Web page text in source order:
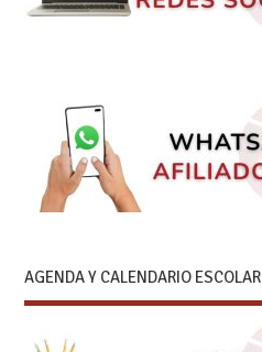
AGENDA Y CALENDARIO ESCOLAR